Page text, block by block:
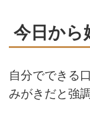
今日から
自分でできる
みがきだと強